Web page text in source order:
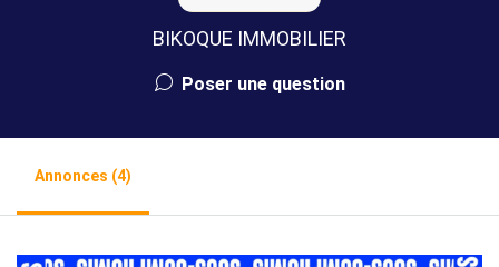
BIKOQUE IMMOBILIER
Poser une question
Annonces (4)